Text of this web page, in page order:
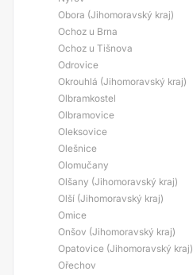
Obora (Jihomoravský kraj)
Ochoz u Brna
Ochoz u Tišnova
Odrovice
Okrouhlá (Jihomoravský kraj)
Olbramkostel
Olbramovice
Oleksovice
Olešnice
Olomučany
Olšany (Jihomoravský kraj)
Olší (Jihomoravský kraj)
Omice
Onšov (Jihomoravský kraj)
Opatovice (Jihomoravský kraj)
Ořechov